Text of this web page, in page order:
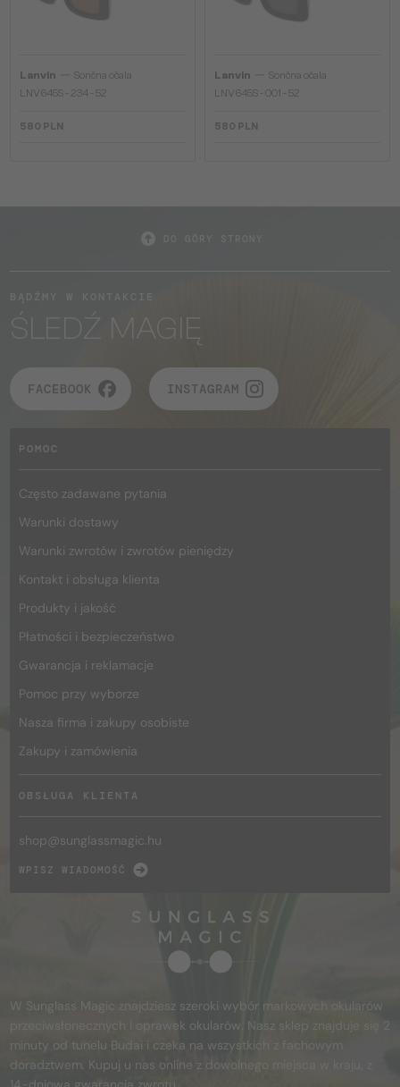
Lanvin
Sončna očala
LNV645S - 234 - 52
580 PLN
Lanvin
Sončna očala
LNV645S - 001 - 52
580 PLN
ŚLEDŹ MAGIĘ
FACEBOOK INSTAGRAM
POMOC
Często zadawane pytania
Warunki dostawy
Warunki zwrotów i zwrotów pieniędzy
Kontakt i obsługa klienta
Produkty i jakość
Płatności i bezpieczeństwo
Gwarancja i reklamacje
Pomoc przy wyborze
Nasza firma i zakupy osobiste
Zakupy i zamówienia
OBSŁUGA KLIENTA
shop@sunglassmagic.hu
WPISZ WIADOMOŚĆ
W Sunglass Magic znajdziesz szeroki wybór markowych okularów
przeciwsłonecznych i oprawek okularów. Nasz sklep znajduje się 2
minuty od tunelu Budai i czeka na wszystkich z fachowym
doradztwem. Kupuj u nas online z dowolnego miejsca w kraju, z